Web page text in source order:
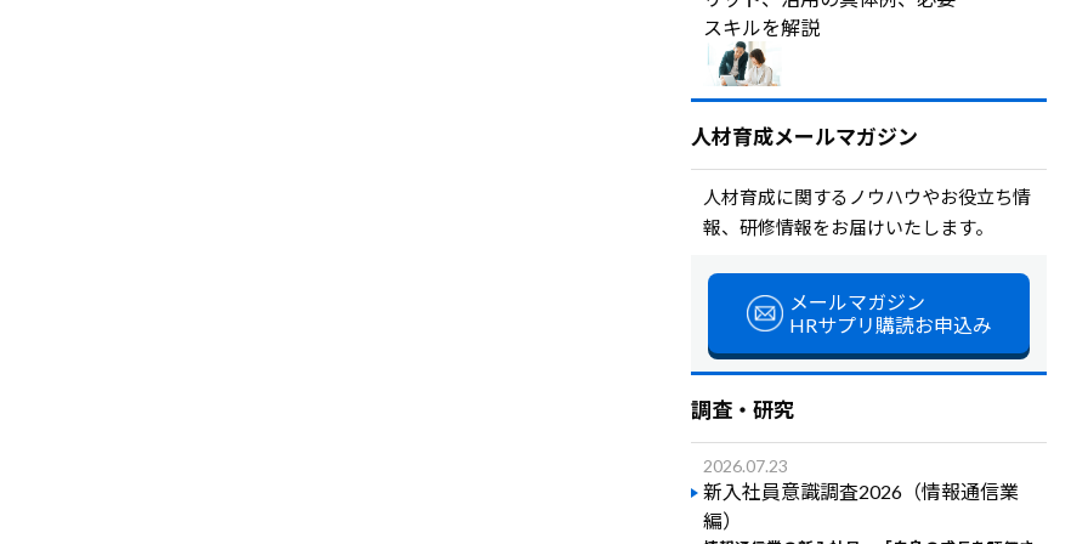
スキルを解説
人材育成メールマガジン
人材育成に関するノウハウやお役立ち情
報、研修情報をお届けいたします。
メールマガジン
HRサプリ購読お申込み
調査・研究
2026.07.23
新入社員意識調査2026（情報通信業
編）